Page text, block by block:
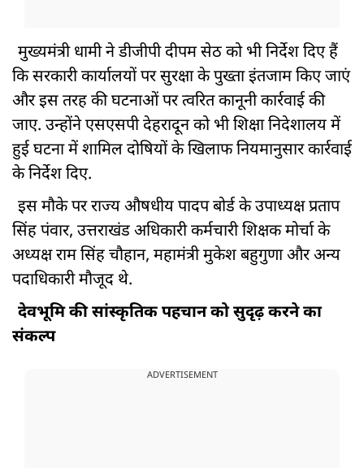
मुख्यमंत्री धामी ने डीजीपी दीपम सेठ को भी निर्देश दिए हैं
कि सरकारी कार्यालयों पर सुरक्षा के पुख्ता इंतजाम किए जाएं
और इस तरह की घटनाओं पर त्वरित कानूनी कार्रवाई की
जाए. उन्होंने एसएसपी देहरादून को भी शिक्षा निदेशालय में
हुई घटना में शामिल दोषियों के खिलाफ नियमानुसार कार्रवाई
के निर्देश दिए.
इस मौके पर राज्य औषधीय पादप बोर्ड के उपाध्यक्ष प्रताप
सिंह पंवार, उत्तराखंड अधिकारी कर्मचारी शिक्षक मोर्चा के
अध्यक्ष राम सिंह चौहान, महामंत्री मुकेश बहुगुणा और अन्य
पदाधिकारी मौजूद थे.
देवभूमि की सांस्कृतिक पहचान को सुदृढ़ करने का
संकल्प
ADVERTISEMENT